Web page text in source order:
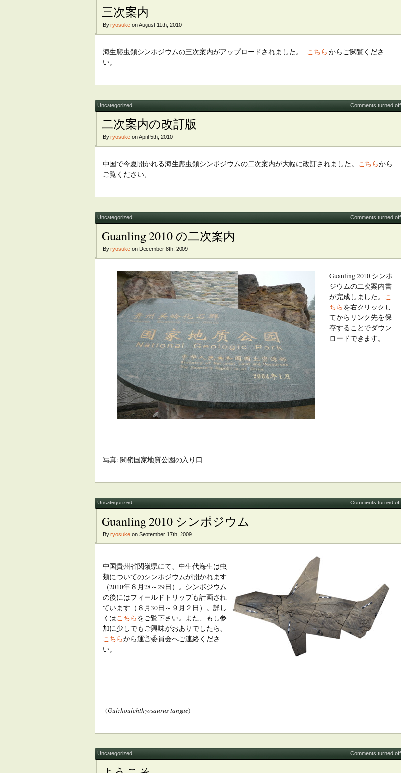
三次案内
By ryosuke on August 11th, 2010
海生爬虫類シンポジウムの三次案内がアップロードされました。 こちら からご閲覧くださ
い。
Uncategorized Comments turned off
二次案内の改訂版
By ryosuke on April 5th, 2010
中国で今夏開かれる海生爬虫類シンポジウムの二次案内が大幅に改訂されました。 こちらから
ご覧ください。
Uncategorized Comments turned off
Guanling 2010 の二次案内
By ryosuke on December 8th, 2009
Guanling 2010 シンポ
ジウムの二次案内書
が完成しました。 こ
ちらを右クリックし
てからリンク先を保
存することでダウン
ロードできます。
写真: 関嶺国家地質公園の入り口
Uncategorized Comments turned off
Guanling 2010 シンポジウム
By ryosuke on September 17th, 2009
中国貴州省関嶺県にて、中生代海生は虫
類についてのシンポジウムが開かれます
（2010年８月28～29日）。シンポジウム
の後にはフィールドトリップも計画され
ています（８月30日～９月２日）。詳し
くはこちらをご覧下さい。また、もし参
加に少しでもご興味がおありでしたら、
こちらから運営委員会へご連絡くださ
い。
(Guizhouichthyosaurus tangae)
Uncategorized Comments turned off